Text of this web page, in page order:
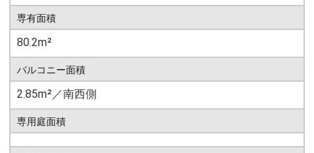
専有面積
80.2m²
バルコニー面積
2.85m²／南西側
専用庭面積